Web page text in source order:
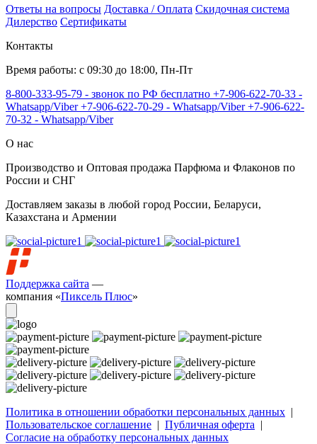
Ответы на вопросы Доставка / Оплата Скидочная система
Дилерство Сертификаты
Контакты
Время работы: с 09:30 до 18:00, Пн-Пт
8-800-333-95-79 - звонок по РФ бесплатно +7-906-622-70-33 -
Whatsapp/Viber+7-906-622-70-29 - Whatsapp/Viber+7-906-622-
70-32 - Whatsapp/Viber
О нас
Производство и Оптовая продажа Парфюма и Флаконов по
России и СНГ
Доставляем заказы в любой город России, Беларуси,
Казахстана и Армении
Поддержка сайта —
компания «Пиксель Плюс»
Политика в отношении обработки персональных данных |
Пользовательское соглашение | Публичная оферта |
Согласие на обработку персональных данных